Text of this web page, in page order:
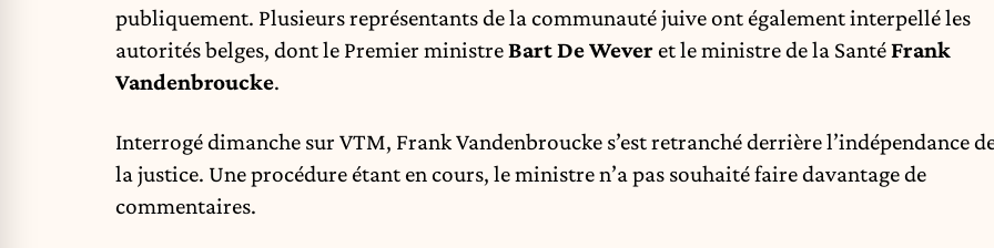
publiquement. Plusieurs représentants de la communauté juive ont également interpellé les
autorités belges, dont le Premier ministreBart De Weveret le ministre de la SantéFrank
Vandenbroucke.
Interrogé dimanche sur VTM, Frank Vandenbroucke s’est retranché derrière l’indépendance
la justice. Une procédure étant en cours, le ministre n’a pas souhaité faire davantage de
commentaires.